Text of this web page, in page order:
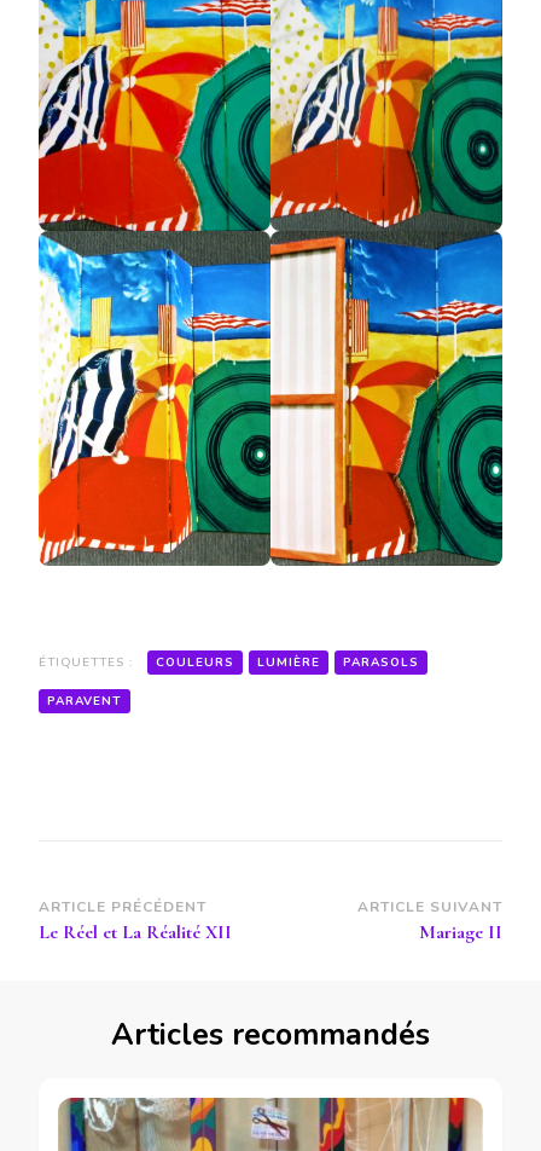
ÉTIQUETTES : COULEURS LUMIÈRE PARASOLS
PARAVENT
Navigation
d’article
ARTICLE PRÉCÉDENT
Le Réel et La Réalité XII
ARTICLE SUIVANT
Mariage II
Articles recommandés